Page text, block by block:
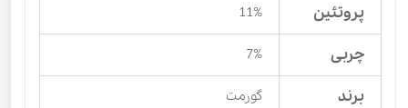
پروتئین 11%
چربی 7%
برند گورمت